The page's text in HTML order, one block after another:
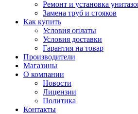
Ремонт и установка
Замена труб и стояков
Как купить
Условия оплаты
Условия доставки
Гарантия на товар
Производители
Магазины
О компании
Новости
Лицензии
Политика
Контакты